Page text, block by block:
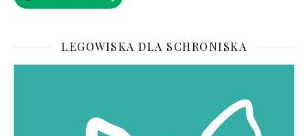
LEGOWISKA DLA SCHRONISKA